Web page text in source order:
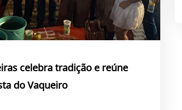
celebra tradição e reúne
do Vaqueiro